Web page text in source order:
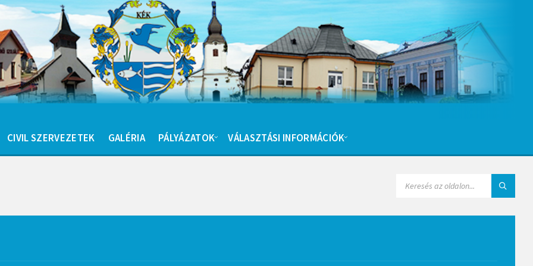
CIVIL SZERVEZETEK GALÉRIA PÁLYÁZATOK VÁLASZTÁSI INFORMÁCIÓK